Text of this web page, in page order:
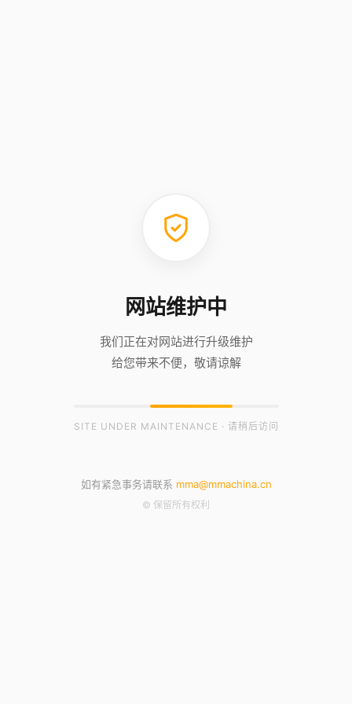
网站维护中
我们正在对网站进行升级维护
给您带来不便，敬请谅解
SITE UNDER MAINTENANCE · 请稍后访问
如有紧急事务请联系 mma@mmachina.cn
© 保留所有权利